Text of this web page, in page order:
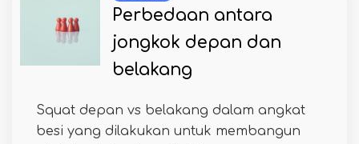
Perbedaan antara
jongkok depan dan
belakang
Squat depan vs belakang dalam angkat
besi yang dilakukan untuk membangun